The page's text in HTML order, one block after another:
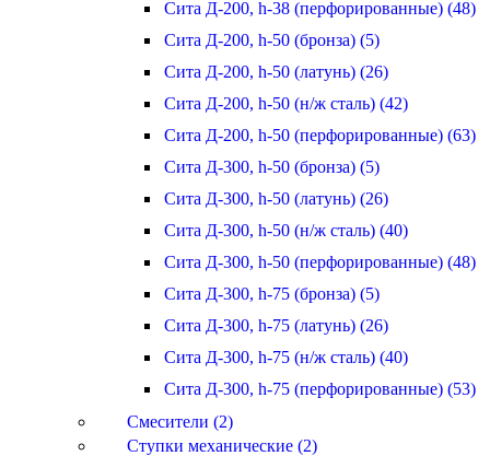
Сита Д-200, h-38 (перфорированные) (48)
Сита Д-200, h-50 (бронза) (5)
Сита Д-200, h-50 (латунь) (26)
Сита Д-200, h-50 (н/ж сталь) (42)
Сита Д-200, h-50 (перфорированные) (63)
Сита Д-300, h-50 (бронза) (5)
Сита Д-300, h-50 (латунь) (26)
Сита Д-300, h-50 (н/ж сталь) (40)
Сита Д-300, h-50 (перфорированные) (48)
Сита Д-300, h-75 (бронза) (5)
Сита Д-300, h-75 (латунь) (26)
Сита Д-300, h-75 (н/ж сталь) (40)
Сита Д-300, h-75 (перфорированные) (53)
Смесители (2)
Ступки механические (2)